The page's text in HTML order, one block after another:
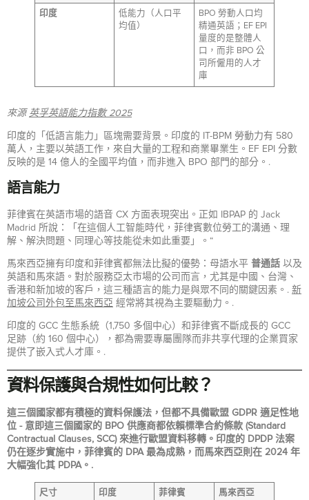
印度
低能力（人口平
均值）
BPO 勞動人口均
精通英語；EF EPI
量度的是整體人
口，而非 BPO 公
司所僱用的人才
庫
來源 英孚英語能力指數 2025
印度的「低語言能力」區塊需要背景。印度的 IT-BPM 勞動力有 580
萬人，主要以英語工作，來自大量的工程和商業畢業生。EF EPI 分數
反映的是 14 億人的全國平均值，而非進入 BPO 部門的部分。.
語言能力
菲律賓在英語市場的語音 CX 方面表現突出。正如 IBPAP 的 Jack
Madrid 所說：「在這個人工智能時代，菲律賓數位勞工的溝通、理
解、解決問題、同理心等技能從未如此重要」。“
馬來西亞擁有印度和菲律賓都無法比擬的優勢：母語水平 普通話 以及
英語和馬來語。對於服務亞太市場的公司而言，尤其是中國、台灣、
香港和新加坡的客戶，這三種語言的能力是與眾不同的關鍵因素。. 新
加坡公司外包至馬來西亞 經常將其視為主要驅動力。.
印度的 GCC 生態系統（1,750 多個中心）和菲律賓不斷成長的 GCC
足跡（約 160 個中心），都為需要專屬團隊而非共享代理的企業買家
提供了嵌入式人才庫。.
資料保護與合規性如何比較？
這三個國家都有積極的資料保護法，但都不具備歐盟 GDPR 適足性地
位 - 意即這三個國家的 BPO 供應商都依賴標準合約條款 (Standard
Contractual Clauses, SCC) 來進行歐盟資料移轉。印度的 DPDP 法案
仍在逐步實施中，菲律賓的 DPA 最為成熟，而馬來西亞則在 2024 年
大幅強化其 PDPA。.
尺寸 印度 菲律賓 馬來西亞